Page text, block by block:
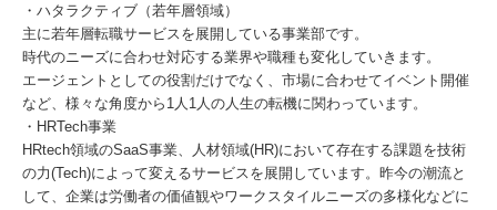
・ハタラクティブ（若年層領域）
主に若年層転職サービスを展開している事業部です。
時代のニーズに合わせ対応する業界や職種も変化していきます。
エージェントとしての役割だけでなく、市場に合わせてイベント開催
など、様々な角度から1人1人の人生の転機に関わっています。
・HRTech事業
HRtech領域のSaaS事業、人材領域(HR)において存在する課題を技術
の力(Tech)によって変えるサービスを展開しています。昨今の潮流と
して、企業は労働者の価値観やワークスタイルニーズの多様化などに